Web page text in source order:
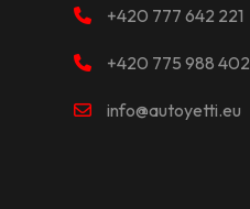
+420 777 642 221
+420 775 988 402
info@autoyetti.eu